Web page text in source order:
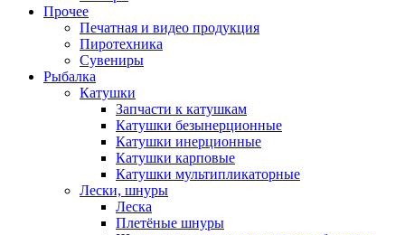
Прочее
Печатная и видео продукция
Пиротехника
Сувениры
Рыбалка
Катушки
Запчасти к катушкам
Катушки безынерционные
Катушки инерционные
Катушки карповые
Катушки мультипликаторные
Лески, шнуры
Леска
Плетёные шнуры